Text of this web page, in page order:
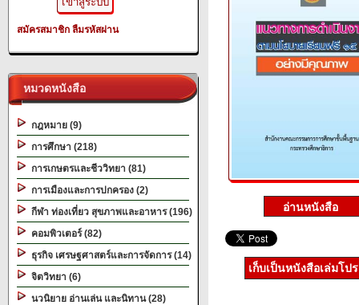
สมัครสมาชิก ลืมรหัสผ่าน
หมวดหนังสือ
กฎหมาย (9)
การศึกษา (218)
การเกษตรและชีววิทยา (81)
การเมืองและการปกครอง (2)
กีฬา ท่องเที่ยว สุขภาพและอาหาร (196)
คอมพิวเตอร์ (82)
ธุรกิจ เศรษฐศาสตร์และการจัดการ (14)
จิตวิทยา (6)
นวนิยาย อ่านเล่น และนิทาน (28)
เก็บเป็นหนังสือเล่มโป